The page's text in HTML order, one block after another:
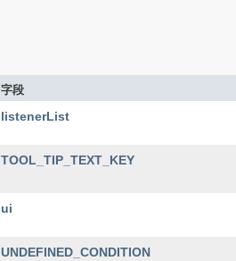
字段
listenerList
TOOL_TIP_TEXT_KEY
ui
UNDEFINED_CONDITION